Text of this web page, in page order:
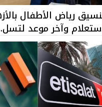
رياض الأطفال
وآخر موعد